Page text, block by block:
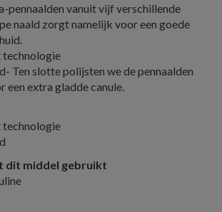
pennaalden vanuit vijf verschillende
naald zorgt namelijk voor een goede
Ten slotte polijsten we de pennaalden
extra gladde canule.
dit middel gebruikt